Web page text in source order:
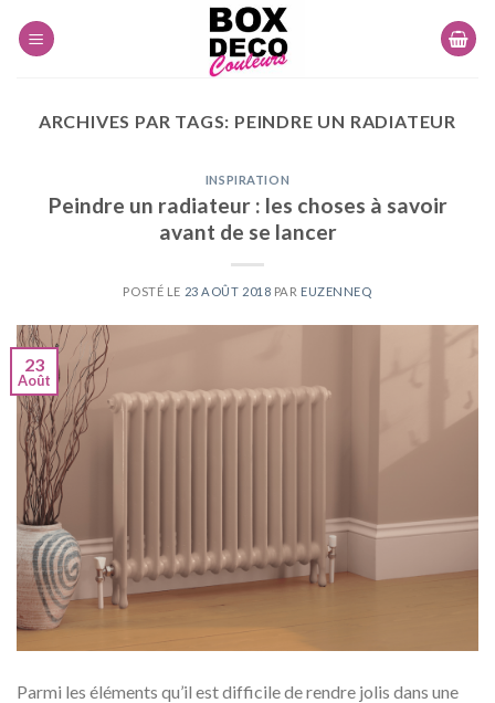
ARCHIVES PAR TAGS: PEINDRE UN RADIATEUR
INSPIRATION
Peindre un radiateur : les choses à savoir
avant de se lancer
POSTÉ LE 23 AOÛT 2018 PAR EUZENNEQ
23
Août
Parmi les éléments qu’il est difficile de rendre jolis dans une